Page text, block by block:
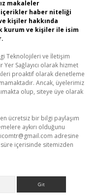
makaleler
içerikler haber niteliği
kişiler hakkında
kurum ve kişiler ile isim
Teknolojileri ve İletişim
Yer Sağlayıcı olarak hizmet
proaktif olarak denetleme
Ancak, üyelerimiz
olup, siteye üye olarak
ücretsiz bir bilgi paylaşım
aykırı olduğunu
adresine
içerisinde sitemizden